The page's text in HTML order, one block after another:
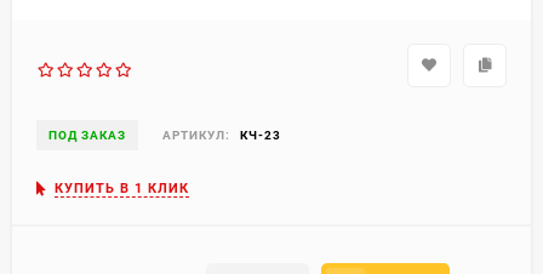
ПОД ЗАКАЗ АРТИКУЛ: КЧ-23
КУПИТЬ В 1 КЛИК